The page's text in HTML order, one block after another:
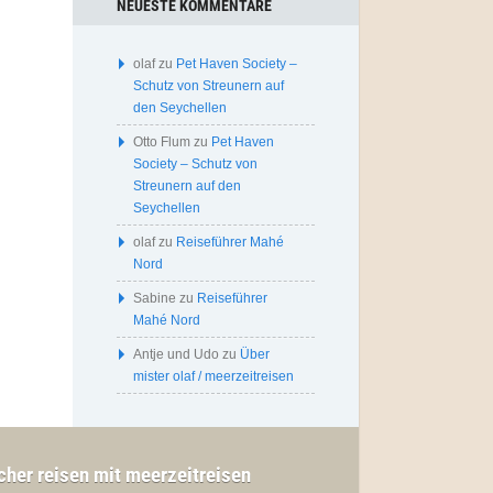
NEUESTE KOMMENTARE
olafzu Pet Haven Society –
Schutz von Streunern auf
den Seychellen
Otto Flum zu Pet Haven
Society – Schutz von
Streunern auf den
Seychellen
olafzu Reiseführer Mahé
Nord
Sabine zu Reiseführer
Mahé Nord
Antje und Udo zu Über
mister olaf / meerzeitreisen
reisen mit meerzeitreisen